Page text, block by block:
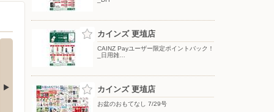
夏のひんやり寝具 ポップアップテント
カインズ 更埴店
CAINZ Payユーザー限定ポイントバック！
_日用雑…
カインズ 更埴店
お盆のおもてなし 7/29号